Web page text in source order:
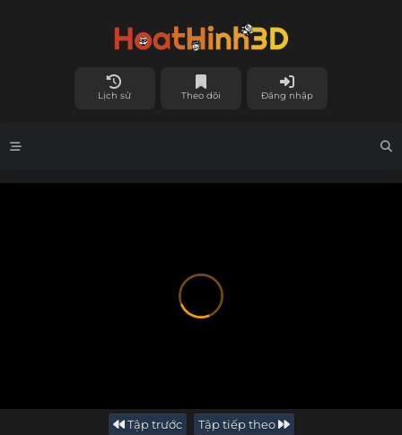
Lịch sử Theo dõi Đăng nhập
Tập trước Tập tiếp theo